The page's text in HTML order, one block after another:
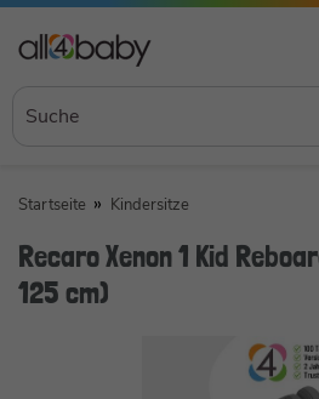
Startseite Kindersitze
Recaro Xenon 1 Kid
125 cm)